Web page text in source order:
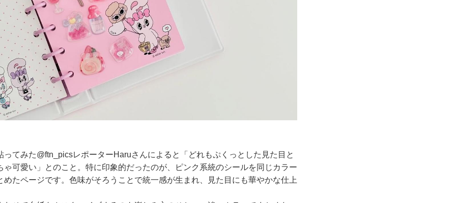
ってみた@ftn_picsレポーターHaruさんによると「どれもぷくっとした見た目と
ゃ可愛い」とのこと。特に印象的だったのが、ピンク系統のシールを同じカラー
めたページです。色味がそろうことで統一感が生まれ、見た目にも華やかな仕上